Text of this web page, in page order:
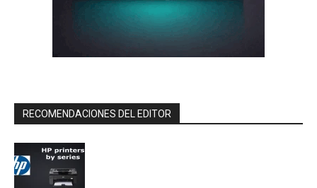
RECOMENDACIONES DEL EDITOR